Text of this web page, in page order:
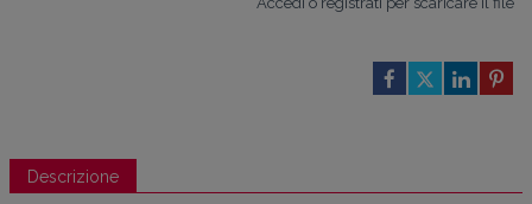
Descrizione